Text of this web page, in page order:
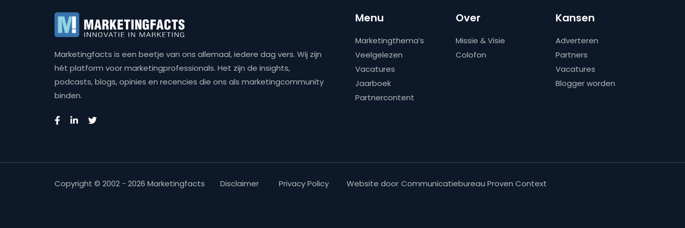
Marketingfacts is een beetje van ons allemaal, iedere dag vers. Wij zijn
hét platform voor marketingprofessionals. Het zijn de insights,
podcasts, blogs, opinies en recencies die ons als marketingcommunity
binden.
Menu
Marketingthema’s
Veelgelezen
Vacatures
Jaarboek
Partnercontent
Over
Missie & Visie
Colofon
Kansen
Adverteren
Partners
Vacatures
Blogger worden
Copyright © 2002 - 2026 Marketingfacts Disclaimer Privacy Policy Website door Communicatiebureau Proven Context